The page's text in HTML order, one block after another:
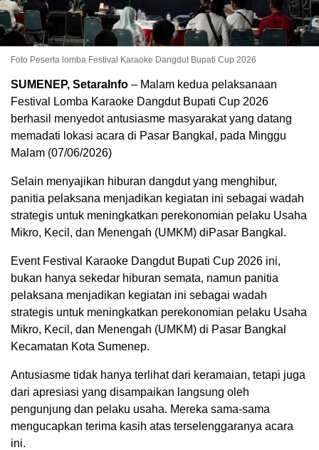
Foto Peserta lomba Festival Karaoke Dangdut Bupati Cup 2026
SUMENEP, SetaraInfo – Malam kedua pelaksanaan
Festival Lomba Karaoke Dangdut Bupati Cup 2026
berhasil menyedot antusiasme masyarakat yang datang
memadati lokasi acara di Pasar Bangkal, pada Minggu
Malam (07/06/2026)
Selain menyajikan hiburan dangdut yang menghibur,
panitia pelaksana menjadikan kegiatan ini sebagai wadah
strategis untuk meningkatkan perekonomian pelaku Usaha
Mikro, Kecil, dan Menengah (UMKM) diPasar Bangkal.
Event Festival Karaoke Dangdut Bupati Cup 2026 ini,
bukan hanya sekedar hiburan semata, namun panitia
pelaksana menjadikan kegiatan ini sebagai wadah
strategis untuk meningkatkan perekonomian pelaku Usaha
Mikro, Kecil, dan Menengah (UMKM) di Pasar Bangkal
Kecamatan Kota Sumenep.
Antusiasme tidak hanya terlihat dari keramaian, tetapi juga
dari apresiasi yang disampaikan langsung oleh
pengunjung dan pelaku usaha. Mereka sama-sama
mengucapkan terima kasih atas terselenggaranya acara
ini.